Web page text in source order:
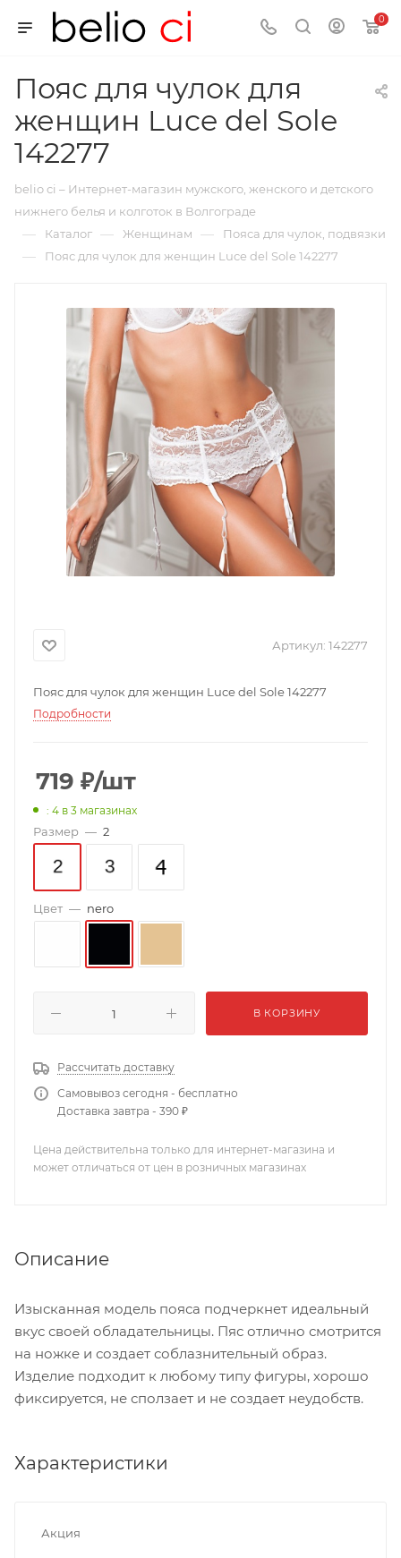
0
Пояс для чулок для
женщин Luce del Sole
142277
belio ci – Интернет-магазин мужского, женского и детского
нижнего белья и колготок в Волгограде
— Каталог — Женщинам — Пояса для чулок, подвязки
— Пояс для чулок для женщин Luce del Sole 142277
Артикул: 142277
Пояс для чулок для женщин Luce del Sole 142277
Подробности
719 ₽/шт
: 4 в 3 магазинах
Размер — 2
Цвет — nero
В КОРЗИНУ
Рассчитать доставку
Самовывоз сегодня - бесплатно
Доставка завтра - 390 ₽
Цена действительна только для интернет-магазина и
может отличаться от цен в розничных магазинах
Описание
Изысканная модель пояса подчеркнет идеальный
вкус своей обладательницы. Пяс отлично смотрится
на ножке и создает соблазнительный образ.
Изделие подходит к любому типу фигуры, хорошо
фиксируется, не сползает и не создает неудобств.
Характеристики
Акция